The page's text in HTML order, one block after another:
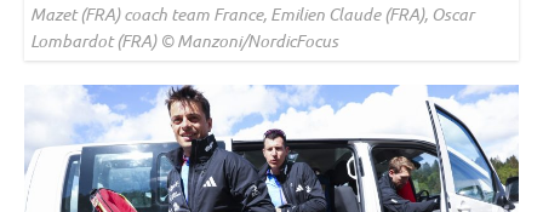
Mazet (FRA) coach team France, Emilien Claude (FRA), Oscar
Lombardot (FRA) © Manzoni/NordicFocus